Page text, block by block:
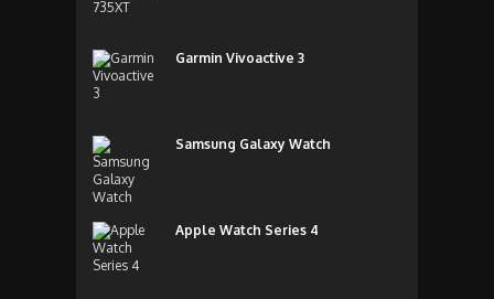
Garmin Vivoactive 3
Samsung Galaxy Watch
Apple Watch Series 4